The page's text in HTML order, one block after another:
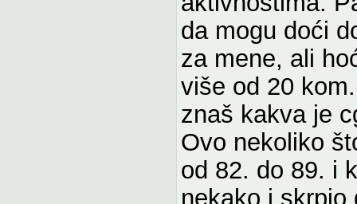
da mogu doći
za mene, ali
više od 20
znaš kakva je
Ovo nekoliko
od 82. do 89. i
nekako i skrpio